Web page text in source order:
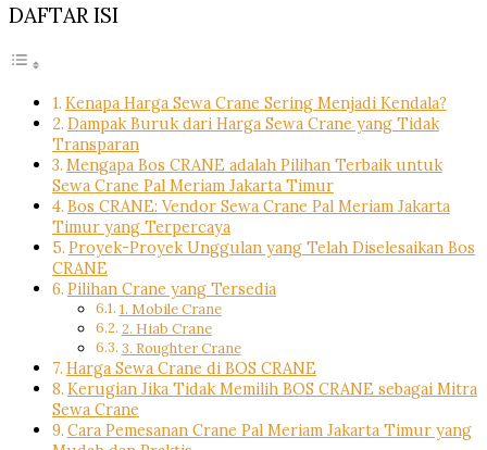
DAFTAR ISI
Kenapa Harga Sewa Crane Sering Menjadi Kendala?
Dampak Buruk dari Harga Sewa Crane yang Tidak
Transparan
Mengapa Bos CRANE adalah Pilihan Terbaik untuk
Sewa Crane Pal Meriam Jakarta Timur
Bos CRANE: Vendor Sewa Crane Pal Meriam Jakarta
Timur yang Terpercaya
Proyek-Proyek Unggulan yang Telah Diselesaikan Bos
CRANE
Pilihan Crane yang Tersedia
1. Mobile Crane
2. Hiab Crane
3. Roughter Crane
Harga Sewa Crane di BOS CRANE
Kerugian Jika Tidak Memilih BOS CRANE sebagai Mitra
Sewa Crane
Cara Pemesanan Crane Pal Meriam Jakarta Timur yang